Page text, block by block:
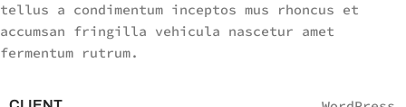
tellus a condimentum inceptos mus rhoncus et
accumsan fringilla vehicula nascetur amet
fermentum rutrum.